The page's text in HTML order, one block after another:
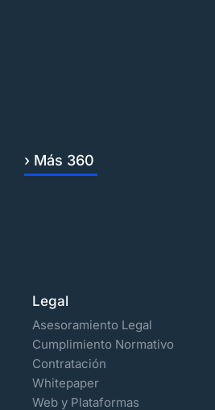
› Más 360
Legal
Asesoramiento Legal
Cumplimiento Normativo
Contratación
Whitepaper
Web y Plataformas